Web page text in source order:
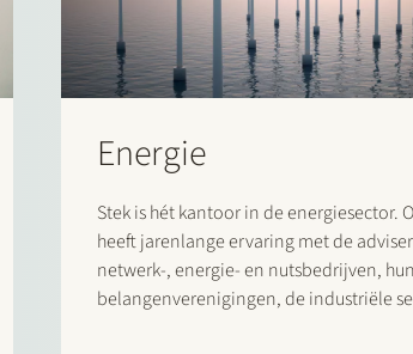
Energie
Stek is hét kantoor in de energiesector.
heeft jarenlange ervaring met de
netwerk-, energie- en nutsbedrijven, hun
belangenverenigingen, de industriële